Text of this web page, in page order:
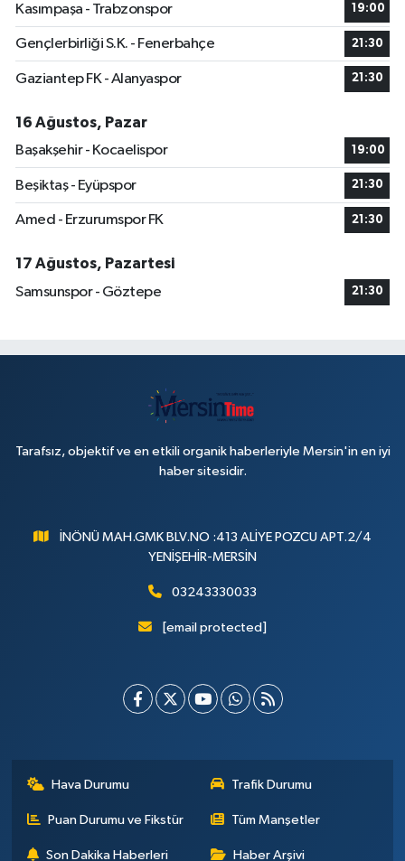
Kasımpaşa - Trabzonspor 19:00
Gençlerbirliği S.K. - Fenerbahçe 21:30
Gaziantep FK - Alanyaspor 21:30
16 Ağustos, Pazar
Başakşehir - Kocaelispor
19:00
Beşiktaş - Eyüpspor 21:30
Amed - Erzurumspor FK 21:30
17 Ağustos, Pazartesi
Samsunspor - Göztepe
21:30
Tarafsız, objektif ve en etkili organik haberleriyle Mersin'in en iyi
haber sitesidir.
İNÖNÜ MAH.GMK BLV.NO :413 ALİYE POZCU APT.2/4
YENİŞEHİR-MERSİN
03243330033
[email protected]
Hava Durumu Trafik Durumu
Puan Durumu ve Fikstür Tüm Manşetler
Son Dakika Haberleri Haber Arşivi